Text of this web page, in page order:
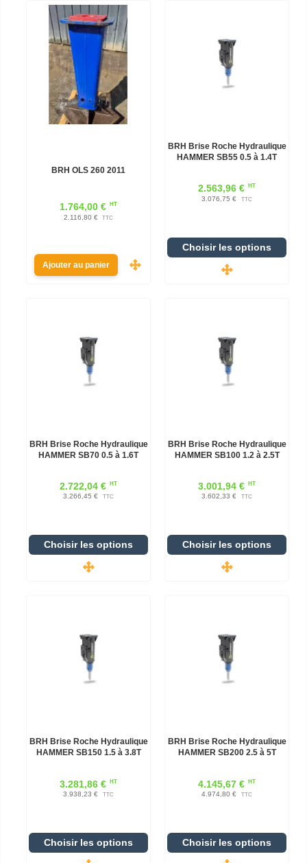
BRH OLS 260 2011
1.764,00 € HT
2.116,80 € TTC
Ajouter au panier
BRH Brise Roche Hydraulique
HAMMER SB55 0.5 à 1.4T
2.563,96 € HT
3.076,75 € TTC
Choisir les options
BRH Brise Roche Hydraulique
HAMMER SB70 0.5 à 1.6T
2.722,04 € HT
3.266,45 € TTC
Choisir les options
BRH Brise Roche Hydraulique
HAMMER SB100 1.2 à 2.5T
3.001,94 € HT
3.602,33 € TTC
Choisir les options
BRH Brise Roche Hydraulique
HAMMER SB150 1.5 à 3.8T
3.281,86 € HT
3.938,23 € TTC
Choisir les options
BRH Brise Roche Hydraulique
HAMMER SB200 2.5 à 5T
4.145,67 € HT
4.974,80 € TTC
Choisir les options